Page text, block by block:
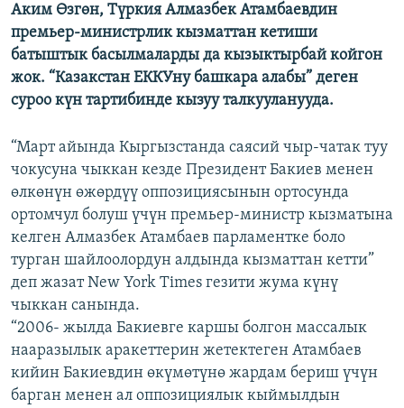
ДАНИСТЕ
ЭЖЕ-СИҢДИЛЕР
АЗАТТЫК+
ЫҢГАЙСЫЗ СУРООЛОР
ОНЛАЙН ШЕРИНЕ
ЭЕ/АРнун бардык сайттары
Аким Өзгөн, Түркия Алмазбек Атамбаевдин
премьер-министрлик кызматтан кетиши
батыштык басылмаларды да кызыктырбай койгон
жок. “Казакстан ЕККУну башкара алабы” деген
суроо күн тартибинде кызуу талкууланууда.
“Март айында Кыргызстанда саясий чыр-чатак туу
чокусуна чыккан кезде Президент Бакиев менен
өлкөнүн өжөрдүү оппозициясынын ортосунда
ортомчул болуш үчүн премьер-министр кызматына
келген Алмазбек Атамбаев парламентке боло
турган шайлоолордун алдында кызматтан кетти”
деп жазат New York Times гезити жума күнү
чыккан санында.
“2006- жылда Бакиевге каршы болгон массалык
нааразылык аракеттерин жетектеген Атамбаев
кийин Бакиевдин өкүмөтүнө жардам бериш үчүн
барган менен ал оппозициялык кыймылдын